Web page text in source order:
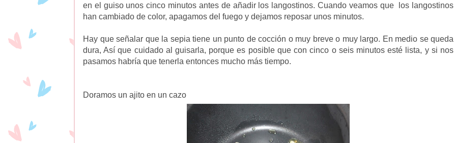
en el guiso unos cinco minutos antes de añadir los langostinos. Cuando veamos que los langostinos
han cambiado de color, apagamos del fuego y dejamos reposar unos minutos.
Hay que señalar que la sepia tiene un punto de cocción o muy breve o muy largo. En medio se queda
dura, Así que cuidado al guisarla, porque es posible que con cinco o seis minutos esté lista, y si nos
pasamos habría que tenerla entonces mucho más tiempo.
Doramos un ajito en un cazo